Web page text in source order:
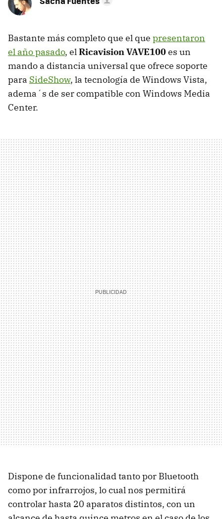
Bastante más completo que el que presentaron
el año pasado, elRicavision VAVE100es un
mando a distancia universal que ofrece soporte
para SideShow, la tecnología de Windows Vista,
adema´s de ser compatible con Windows Media
Center.
Dispone de funcionalidad tanto por Bluetooth
como por infrarrojos, lo cual nos permitirá
controlar hasta 20 aparatos distintos, con un